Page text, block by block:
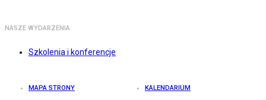
NASZE WYDARZENIA
Szkolenia i konferencje
MAPA STRONY KALENDARIUM